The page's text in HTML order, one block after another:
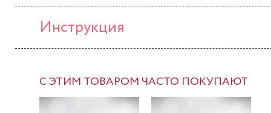
Инструкция
С ЭТИМ ТОВАРОМ ЧАСТО ПОКУПАЮТ